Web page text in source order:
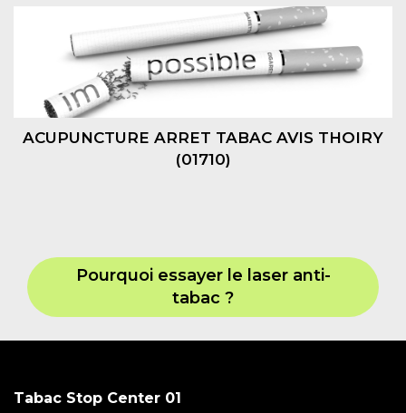
ACUPUNCTURE ARRET TABAC AVIS THOIRY
(01710)
Pourquoi essayer le laser anti-
tabac ?
Tabac Stop Center 01